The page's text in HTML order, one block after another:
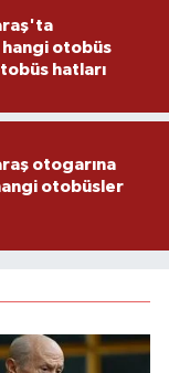
otobüs
hatları
otogarına
otobüsler